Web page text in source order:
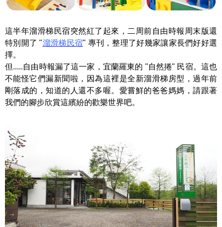
這半年溜滑梯民宿突然紅了起來，二周前自由時報周末版還
特別開了 "溜滑梯民宿" 專刊，整理了好幾家讓家長們好好選
擇。
但.....自由時報漏了這一家，宜蘭羅東的 "自然捲" 民宿。這也
不能怪它們漏新聞啦，因為這裡是全新溜滑梯房型，過年前
剛落成的，知道的人還不多喔。愛嘗鮮的爸爸媽媽，請跟著
我們的腳步欣賞這繽紛的歡樂世界吧。